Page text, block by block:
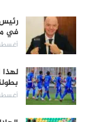
رئيس
في
أغسطس 7,
أغسطس 7,